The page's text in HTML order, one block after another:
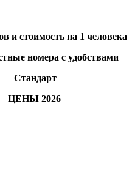
и стоимость на 1 человека
номера с удобствами
Стандарт
ЦЕНЫ 2026